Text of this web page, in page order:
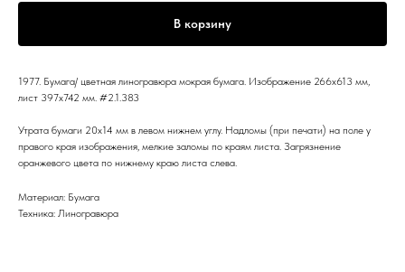
В корзину
1977. Бумага/ цветная линогравюра мокрая бумага. Изображение 266x613 мм,
лист 397x742 мм. #2.1.383
Утрата бумаги 20x14 мм в левом нижнем углу. Надломы (при печати) на поле у
правого края изображения, мелкие заломы по краям листа. Загрязнение
оранжевого цвета по нижнему краю листа слева.
Материал: Бумага
Техника: Линогравюра